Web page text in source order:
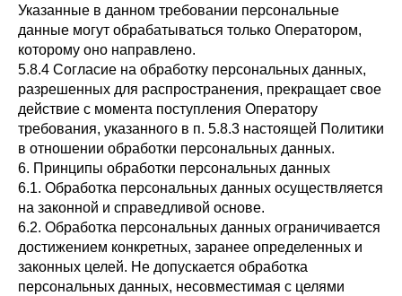
Указанные в данном требовании персональные
данные могут обрабатываться только Оператором,
которому оно направлено.
5.8.4 Согласие на обработку персональных данных,
разрешенных для распространения, прекращает свое
действие с момента поступления Оператору
требования, указанного в п. 5.8.3 настоящей Политики
в отношении обработки персональных данных.
6. Принципы обработки персональных данных
6.1. Обработка персональных данных осуществляется
на законной и справедливой основе.
6.2. Обработка персональных данных ограничивается
достижением конкретных, заранее определенных и
законных целей. Не допускается обработка
персональных данных, несовместимая с целями